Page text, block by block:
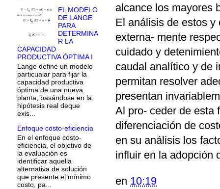
alcance los mayores
El análisis de estos y
externa- mente
cuidado y
caudal analítico y de
permitan resolver
presentan
Al pro- ceder de esta
diferenciación de
en su análisis los
influir en la adopción
en 10:19
EL MODELO
DE LANGE
PARA
DETERMINA
R LA
CAPACIDAD
PRODUCTIVA ÓPTIMA I
Lange define un modelo
particualar para fijar la
capacidad productiva
óptima de una nueva
planta, basándose en la
hipótesis real deque
exis...
Enfoque costo-eficiencia
En el enfoque costo-
eficiencia, el objetivo de
la evaluación es
identificar aquella
alternativa de solución
que presente el mínimo
costo, pa...